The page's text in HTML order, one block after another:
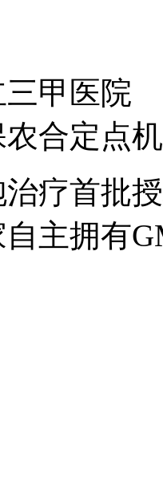
甲医院
合定点
疗首批
主拥有